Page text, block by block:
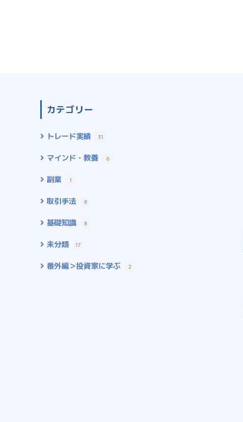
カテゴリー
トレード実績 31
マインド・教養 6
副業 1
取引手法 8
基礎知識 8
未分類 17
番外編＞投資家に学ぶ 2